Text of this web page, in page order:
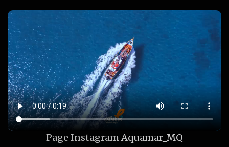
Page InstagramAquamar_MQ